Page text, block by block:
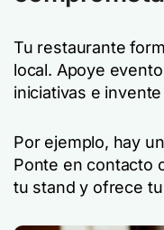
Tu restaurante
local. Apoye
iniciativas e
Por ejemplo, hay
Ponte en contacto
tu stand y ofrece